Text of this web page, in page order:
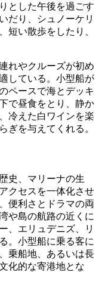
とした午後を過ごす
だり、シュノーケリ
短い散歩をしたり、
れやクルーズが初め
している。小型船が
ペースで海とデッキ
で昼食をとり、静か
冷えた白ワインを楽
ぎを与えてくれる。
史、マリーナの生
クセスを一体化させ
便利さとドラマの両
や島の航路の近くに
、エリュデニズ、リ
。小型船に乗る客に
乗船地、あるいは長
化的な寄港地とな